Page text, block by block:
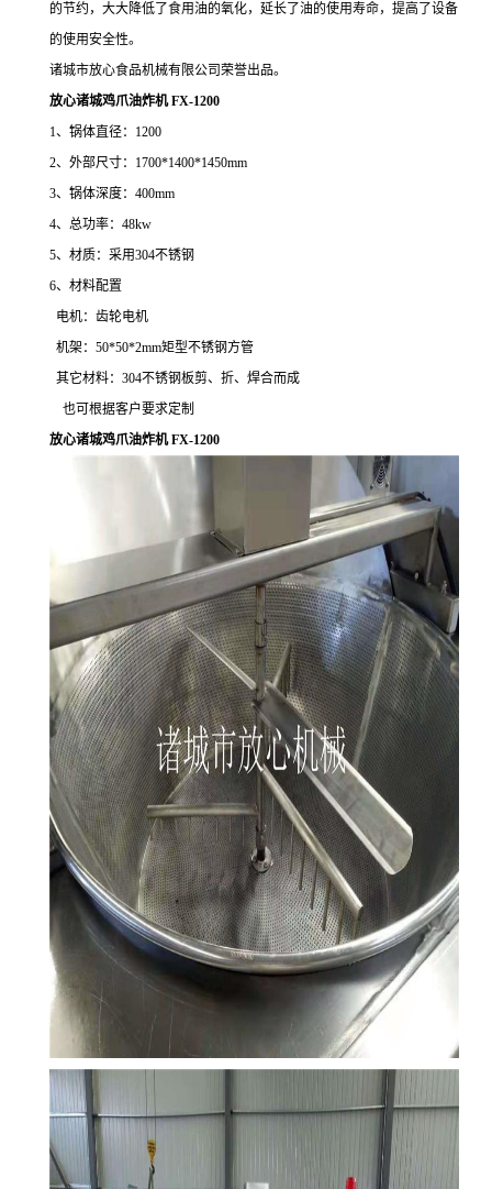
的节约，大大降低了食用油的氧化，延长了油的使用寿命，提高了设备
的使用安全性。
诸城市放心食品机械有限公司荣誉出品。
放心诸城鸡爪油炸机 FX-1200
1、锅体直径：1200
2、外部尺寸：1700*1400*1450mm
3、锅体深度：400mm
4、总功率：48kw
5、材质：采用304不锈钢
6、材料配置
电机：齿轮电机
机架：50*50*2mm矩型不锈钢方管
其它材料：304不锈钢板剪、折、焊合而成
也可根据客户要求定制
放心诸城鸡爪油炸机 FX-1200